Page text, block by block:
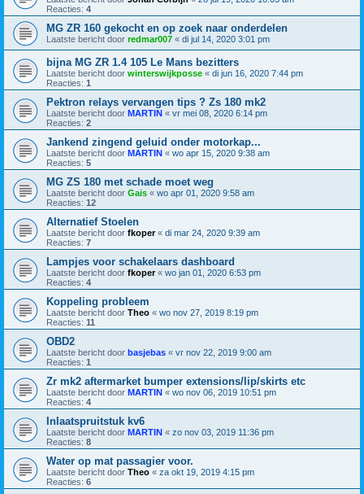
Reacties: 4
MG ZR 160 gekocht en op zoek naar onderdelen
Laatste bericht door redmar007 « di jul 14, 2020 3:01 pm
bijna MG ZR 1.4 105 Le Mans bezitters
Laatste bericht door winterswijkposse « di jun 16, 2020 7:44 pm
Reacties: 1
Pektron relays vervangen tips ? Zs 180 mk2
Laatste bericht door MARTIN « vr mei 08, 2020 6:14 pm
Reacties: 2
Jankend zingend geluid onder motorkap...
Laatste bericht door MARTIN « wo apr 15, 2020 9:38 am
Reacties: 5
MG ZS 180 met schade moet weg
Laatste bericht door Gais « wo apr 01, 2020 9:58 am
Reacties: 12
Alternatief Stoelen
Laatste bericht door fkoper« di mar 24, 2020 9:39 am
Reacties: 7
Lampjes voor schakelaars dashboard
Laatste bericht door fkoper« wo jan 01, 2020 6:53 pm
Reacties: 4
Koppeling probleem
Laatste bericht door Theo « wo nov 27, 2019 8:19 pm
Reacties: 11
OBD2
Laatste bericht door basjebas « vr nov 22, 2019 9:00 am
Reacties: 1
Zr mk2 aftermarket bumper extensions/lip/skirts etc
Laatste bericht door MARTIN « wo nov 06, 2019 10:51 pm
Reacties: 4
Inlaatspruitstuk kv6
Laatste bericht door MARTIN « zo nov 03, 2019 11:36 pm
Reacties: 8
Water op mat passagier voor.
Laatste bericht door Theo « za okt 19, 2019 4:15 pm
Reacties: 6